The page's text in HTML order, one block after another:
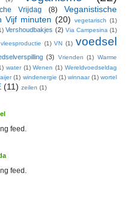
Vrijdag (8)
Veganistische
Vijf minuten (20) vegetarisch (1)
Vershoudbakjes (2) Via Campesina (1)
vleesproductie (1) VN (1) voedsel
(3) Vrienden (1) Warme
water (1) Wenen (1) Wereldvoedseldag
(1) windenergie (1) winnaar (1) wortel
(11) zeilen (1)
feed.
feed.